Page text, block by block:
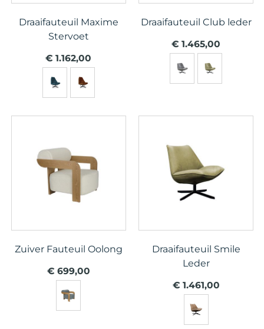
Draaifauteuil Maxime
Stervoet
€ 1.162,00
Draaifauteuil Club leder
€ 1.465,00
Zuiver Fauteuil Oolong
€ 699,00
Draaifauteuil Smile
Leder
€ 1.461,00